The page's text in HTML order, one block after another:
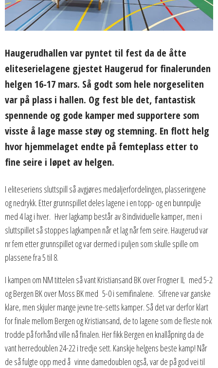
Haugerudhallen var pyntet til fest da de åtte
eliteserielagene gjestet Haugerud for finalerunden
helgen 16-17 mars. Så godt som hele norgeseliten
var på plass i hallen. Og fest ble det, fantastisk
spennende og gode kamper med supportere som
visste å lage masse støy og stemning. En flott helg
hvor hjemmelaget endte på femteplass etter to
fine seire i løpet av helgen.
I eliteseriens sluttspill så avgjøres medaljerfordelingen, plasseringene
og nedrykk. Etter grunnspillet deles lagene i en topp- og en bunnpulje
med 4 lag i hver. Hver lagkamp består av 8 individuelle kamper, men i
sluttspillet så stoppes lagkampen når et lag når fem seire. Haugerud var
nr fem etter grunnspillet og var dermed i puljen som skulle spille om
plassene fra 5 til 8.
I kampen om NM tittelen så vant Kristiansand BK over Frogner IL med 5-2
og Bergen BK over Moss BK med 5-0 i semifinalene. Sifrene var ganske
klare, men skjuler mange jevne tre-setts kamper. Så det var derfor klart
for finale mellom Bergen og Kristiansand, de to lagene som de fleste nok
trodde på forhånd ville nå finalen. Her fikk Bergen en knallåpning da de
vant herredoublen 24-22 i tredje sett. Kanskje helgens beste kamp! Når
de så fulgte opp med å vinne damedoublen også, var de på god vei til